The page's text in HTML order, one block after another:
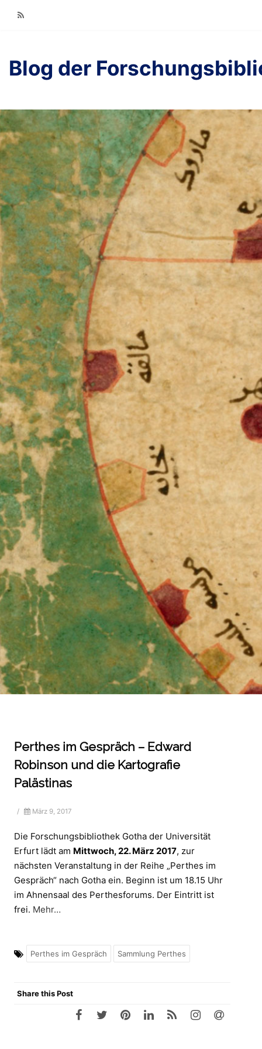
Blog der
Perthes im Gespräch – Edward
Robinson und die Kartografie
Palästinas
/ März 9, 2017
Die Forschungsbibliothek Gotha der Universität
Erfurt lädt am Mittwoch, 22. März 2017, zur
nächsten Veranstaltung in der Reihe „Perthes im
Gespräch“ nach Gotha ein. Beginn ist um 18.15 Uhr
im Ahnensaal des Perthesforums. Der Eintritt ist
frei. Mehr…
Perthes im Gespräch Sammlung Perthes
Share this Post